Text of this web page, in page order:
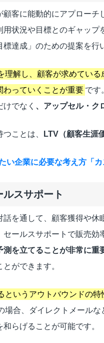
客に能動的にアプローチ
状況や目標とのギャップ
達成」のための提案を行
理解し、顧客が求めてい
わっていくことが重要 です
けでなく 、アップセル・ク
ことは、 LTV（顧客生涯
い企業に必要な考え方「カ
ルスサポート
を通して、顧客獲得や
セールスサポートで販売効
測を立てることが非常に重
ができます。
というアウトバウンドの
場合、ダイレクトメール
らげることが可能です。